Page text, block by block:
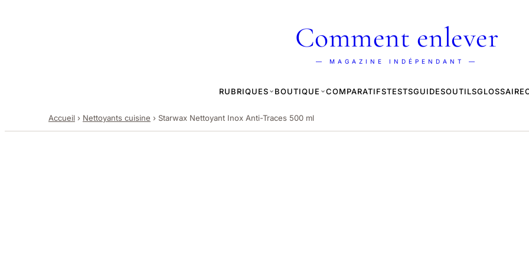
Comment enlever
— MAGAZINE INDÉPENDANT —
RUBRIQUES BOUTIQUE COMPARATIFSTESTSGUIDESOUTILSGLOSSAIRE
Accueil › Nettoyants cuisine › Starwax Nettoyant Inox Anti-Traces 500 ml